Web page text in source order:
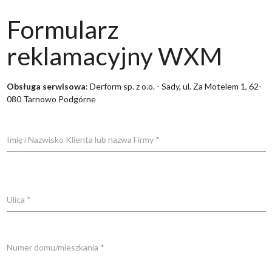
Formularz
reklamacyjny WXM
Obsługa serwisowa: Derform sp. z o.o. - Sady, ul. Za Motelem 1, 62-
080 Tarnowo Podgórne
Imię i Nazwisko Klienta lub nazwa Firmy *
Ulica *
Numer domu/mieszkania *